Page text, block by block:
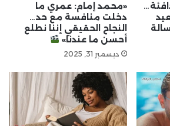
«محمد إمام: عمري ما
دخلت منافسة مع حد…
النجاح الحقيقي إننا نطلع
أحسن ما عندنا»
ديسمبر 31, 2025